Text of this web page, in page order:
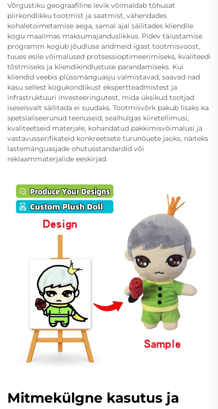
Võrgustiku geograafiline levik võimaldab tõhusat
piirkondlikku tootmist ja saatmist, vähendades
kohaletoimetamise aega, samal ajal säilitades kliendile
kogu maailmas maksumajanduslikkus. Pidev täiustamise
programm kogub jõudluse andmeid igast tootmisvoost,
tuues esile võimalused protsessioptimeerimiseks, kvaliteedi
tõstmiseks ja kliendikindlustuse parandamiseks. Kui
kliendid veebis plüssmänguasju valmistavad, saavad nad
kasu sellest kogukondlikust ekspertteadmistest ja
infrastruktuuri investeeringutest, mida üksikud tootjad
iseseisvalt säilitada ei suudaks. Tootmisvõrk pakub lisaks ka
spetsialiseerunud teenuseid, sealhulgas kiiretellimusi,
kvaliteetseid materjale, kohandatud pakkimisvõimalusi ja
vastavusserifikateid konkreetsete turunõuete jaoks, näiteks
lastemänguasjade ohutusstandardid või
reklaammaterjalide eeskirjad.
Mitmekülgne kasutus ja